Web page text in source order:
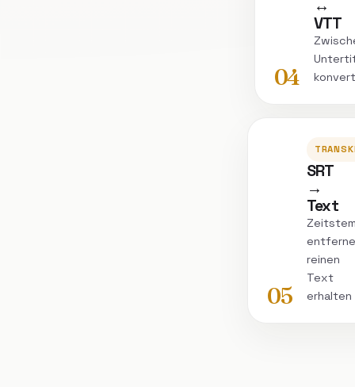
04
↔
VTT
05
SRT
→
Text
reinen
Text
erhalten